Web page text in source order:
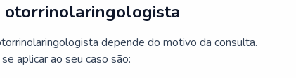
otorrinolaringologista
depende do motivo da consulta.
aplicar ao seu caso são: